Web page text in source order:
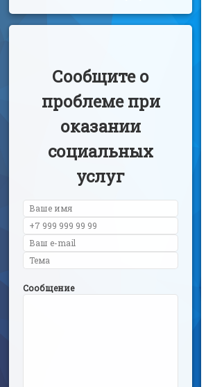
Сообщите о
проблеме при
оказании
социальных
услуг
Сообщение